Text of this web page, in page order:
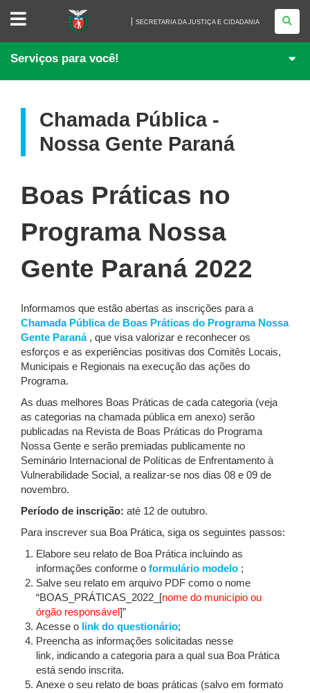
SECRETARIA
JUSTIÇA
E
CIDADANIA
SECRETARIA DA JUSTIÇA E CIDADANIA
Serviços para você!
Chamada Pública -
Nossa Gente Paraná
Boas Práticas no
Programa Nossa
Gente Paraná 2022
Informamos que estão abertas as inscrições para a
Chamada Pública de Boas Práticas do Programa Nossa
Gente Paraná , que visa valorizar e reconhecer os
esforços e as experiências positivas dos Comitês Locais,
Municipais e Regionais na execução das ações do
Programa.
As duas melhores Boas Práticas de cada categoria (veja
as categorias na chamada pública em anexo) serão
publicadas na Revista de Boas Práticas do Programa
Nossa Gente e serão premiadas publicamente no
Seminário Internacional de Políticas de Enfrentamento à
Vulnerabilidade Social, a realizar-se nos dias 08 e 09 de
novembro.
Período de inscrição: até 12 de outubro.
Para inscrever sua Boa Prática, siga os seguintes passos:
Elabore seu relato de Boa Prática incluindo as
informações conforme oformulário modelo ;
Salve seu relato em arquivo PDF como o nome
“BOAS_PRÁTICAS_2022_[nome do município ou
órgão responsável]”
Acesse o link do questionário;
Preencha as informações solicitadas nesse
link, indicando a categoria para a qual sua Boa Prática
está sendo inscrita.
Anexe o seu relato de boas práticas (salvo em formato